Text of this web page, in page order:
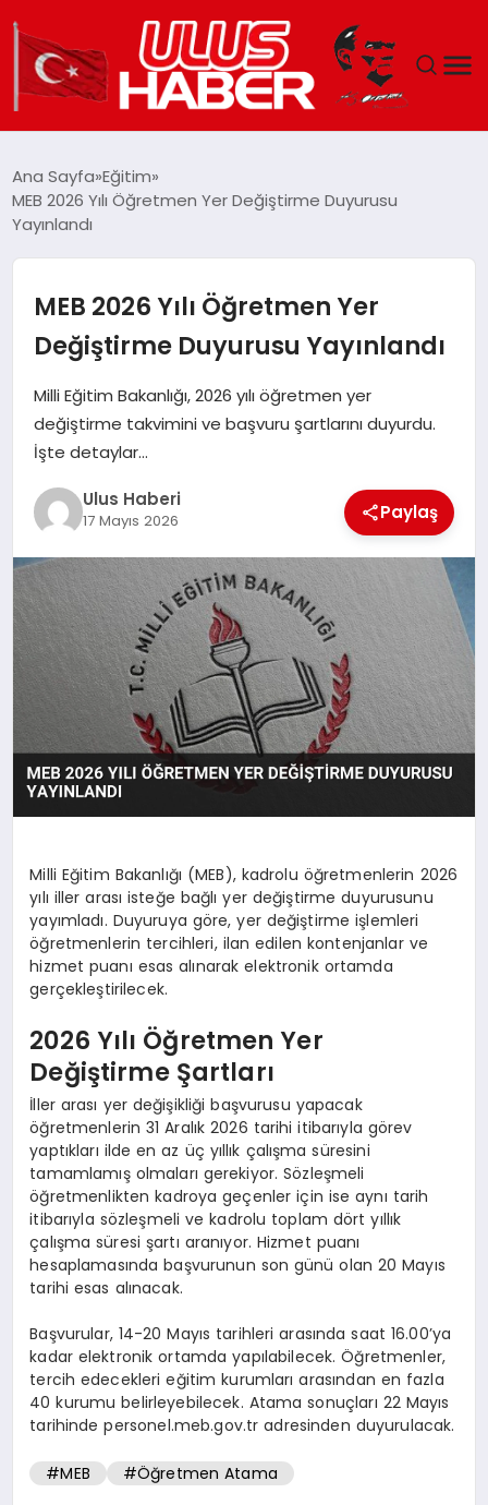
DÜNYA
TEKNOLOJI
EĞITIM
MAGAZIN
SPOR
YAŞAM
Ana Sayfa Eğitim
MEB 2026 Yılı Öğretmen Yer Değiştirme Duyurusu
Yayınlandı
MEB 2026 Yılı Öğretmen Yer
Değiştirme Duyurusu Yayınlandı
Milli Eğitim Bakanlığı, 2026 yılı öğretmen yer
değiştirme takvimini ve başvuru şartlarını duyurdu.
İşte detaylar…
Ulus Haberi
17 Mayıs 2026 Paylaş
Milli Eğitim Bakanlığı (MEB), kadrolu öğretmenlerin 2026
yılı iller arası isteğe bağlı yer değiştirme duyurusunu
yayımladı. Duyuruya göre, yer değiştirme işlemleri
öğretmenlerin tercihleri, ilan edilen kontenjanlar ve
hizmet puanı esas alınarak elektronik ortamda
gerçekleştirilecek.
2026 Yılı Öğretmen Yer
Değiştirme Şartları
İller arası yer değişikliği başvurusu yapacak
öğretmenlerin 31 Aralık 2026 tarihi itibarıyla görev
yaptıkları ilde en az üç yıllık çalışma süresini
tamamlamış olmaları gerekiyor. Sözleşmeli
öğretmenlikten kadroya geçenler için ise aynı tarih
itibarıyla sözleşmeli ve kadrolu toplam dört yıllık
çalışma süresi şartı aranıyor. Hizmet puanı
hesaplamasında başvurunun son günü olan 20 Mayıs
tarihi esas alınacak.
Başvurular, 14-20 Mayıs tarihleri arasında saat 16.00’ya
kadar elektronik ortamda yapılabilecek. Öğretmenler,
tercih edecekleri eğitim kurumları arasından en fazla
40 kurumu belirleyebilecek. Atama sonuçları 22 Mayıs
tarihinde personel.meb.gov.tr adresinden duyurulacak.
#MEB #Öğretmen Atama